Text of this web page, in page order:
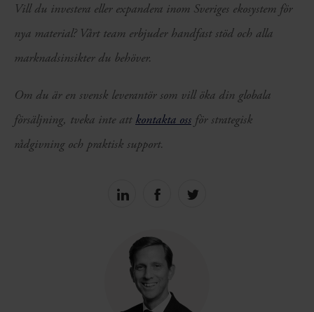
Vill du investera eller expandera inom Sveriges ekosystem för
nya material? Vårt team erbjuder handfast stöd och alla
marknadsinsikter du behöver.
Om du är en svensk leverantör som vill öka din globala
försäljning, tveka inte att kontakta oss för strategisk
rådgivning och praktisk support.
Share
Share
Share